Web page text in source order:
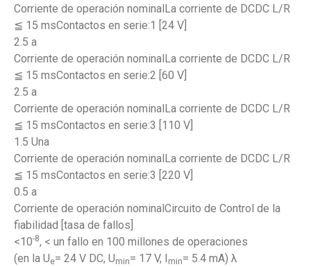
Corriente de operación nominalLa corriente de DCDC L/R
≦ 15 msContactos en serie:1 [24 V]
2.5 a
Corriente de operación nominalLa corriente de DCDC L/R
≦ 15 msContactos en serie:2 [60 V]
2.5 a
Corriente de operación nominalLa corriente de DCDC L/R
≦ 15 msContactos en serie:3 [110 V]
1.5 Una
Corriente de operación nominalLa corriente de DCDC L/R
≦ 15 msContactos en serie:3 [220 V]
0.5 a
Corriente de operación nominalCircuito de Control de la
fiabilidad [tasa de fallos]
<10-8, < un fallo en 100 millones de operaciones
(en la Ue= 24 V DC, Umin= 17 V, I min= 5.4 mA) λ